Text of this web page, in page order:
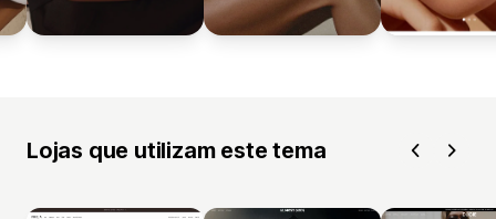
Lojas que utilizam este tema